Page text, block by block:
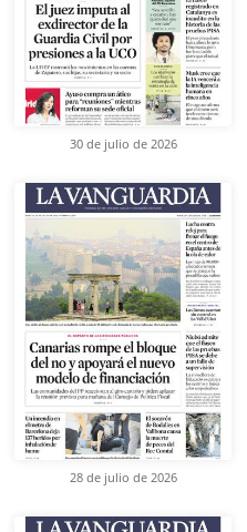
30 de julio de 2026
28 de julio de 2026